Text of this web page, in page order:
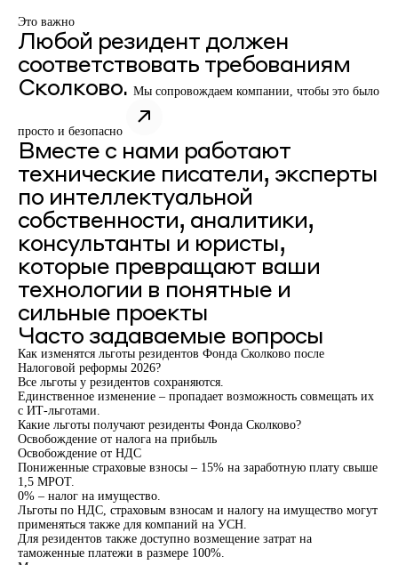
Это важно
Любой резидент должен
соответствовать требованиям
Сколково. Мы сопровождаем компании, чтобы это было
просто и безопасно
Вместе с нами работают
технические писатели, эксперты
по интеллектуальной
собственности, аналитики,
консультанты и юристы,
которые превращают ваши
технологии в понятные и
сильные проекты
Часто задаваемые вопросы
Как изменятся льготы резидентов Фонда Сколково после
Налоговой реформы 2026?
Все льготы у резидентов сохраняются.
Единственное изменение – пропадает возможность совмещать их
с ИТ-льготами.
Какие льготы получают резиденты Фонда Сколково?
Освобождение от налога на прибыль
Освобождение от НДС
Пониженные страховые взносы – 15% на заработную плату свыше
1,5 МРОТ.
0% – налог на имущество.
Льготы по НДС, страховым взносам и налогу на имущество могут
применяться также для компаний на УСН.
Для резидентов также доступно возмещение затрат на
таможенные платежи в размере 100%.